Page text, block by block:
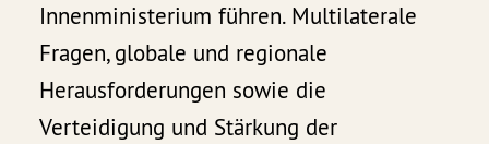
Innenministerium führen. Multilaterale
Fragen, globale und regionale
Herausforderungen sowie die
Verteidigung und Stärkung der